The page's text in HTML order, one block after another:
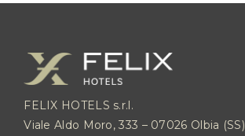
FELIX HOTELS s.r.l.
Viale Aldo Moro, 333 – 07026 Olbia (SS)